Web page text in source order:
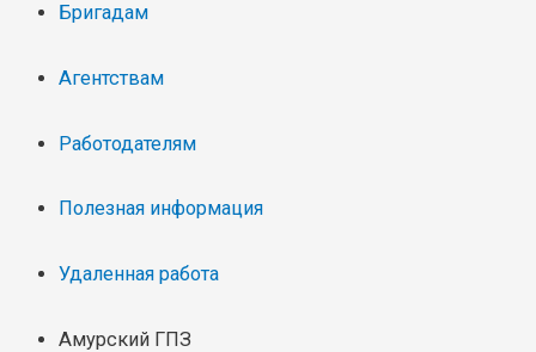
Бригадам
Агентствам
Работодателям
Полезная информация
Удаленная работа
Амурский ГПЗ